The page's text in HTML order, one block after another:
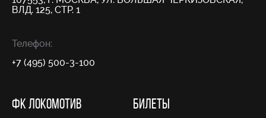
ВЛД. 125, СТР. 1
Телефон:
+7 (495) 500-3-100
ФК ЛОКОМОТИВ БИЛЕТЫ